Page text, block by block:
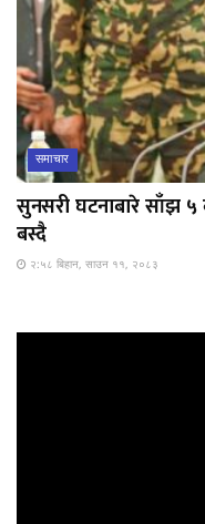
समाचार
सुनसरी घटनाबारे साँझ ५
बस्दै
२:५८ बिहान, साउन ११, २०८३